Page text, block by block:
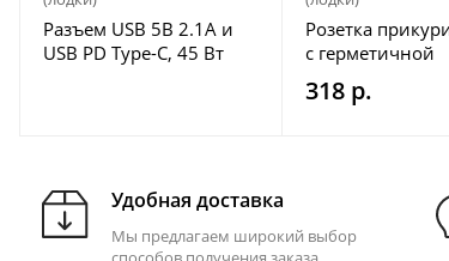
Разъем USB 5В 2.1А и
USB PD Type-C, 45 Вт
Розетка
с герметичной
крышкой в
лодку
318 р.
Удобная доставка
Мы предлагаем широкий выбор